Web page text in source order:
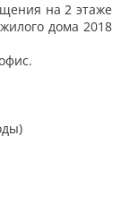
на 2 этаже
дома 2018